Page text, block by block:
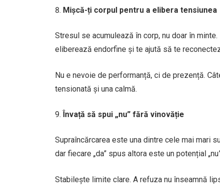
Mișcă-ți corpul pentru a elibera tensiunea
Stresul se acumulează în corp, nu doar în
eliberează endorfine și te ajută să te
Nu e nevoie de performanță, ci de prezență.
tensionată și una calmă.
Învață să spui „nu” fără vinovăție
Supraîncărcarea este una dintre cele mai mari
dar fiecare „da” spus altora este un potențial
Stabilește limite clare. A refuza nu înseamnă